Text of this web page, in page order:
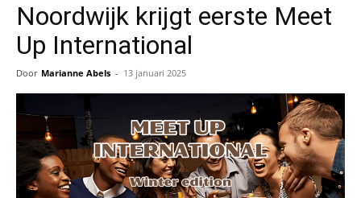
Noordwijk krijgt eerste Meet
Up International
Door Marianne Abels - 13 januari 2025